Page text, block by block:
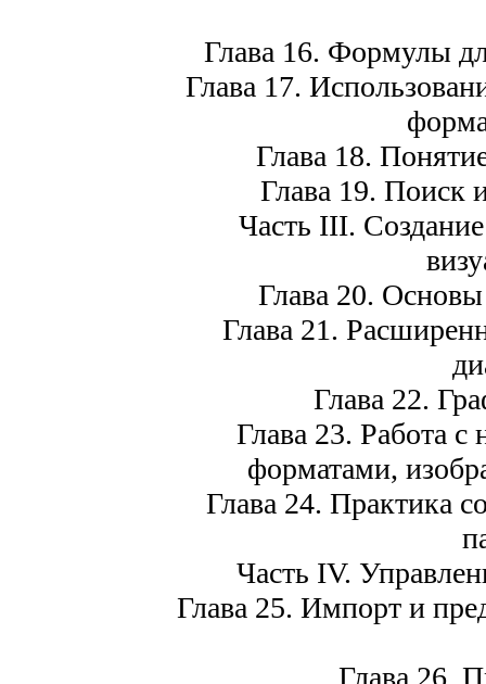
Глава 16. Формулы
Глава 17.
Глава 18.
Глава 19. Поиск
Часть III.
Глава 20.
Глава 21.
Глава 22.
Глава 23. Работа
форматами,
Глава 24. Практика
Часть IV.
Глава 25. Импорт и
Глава 26.